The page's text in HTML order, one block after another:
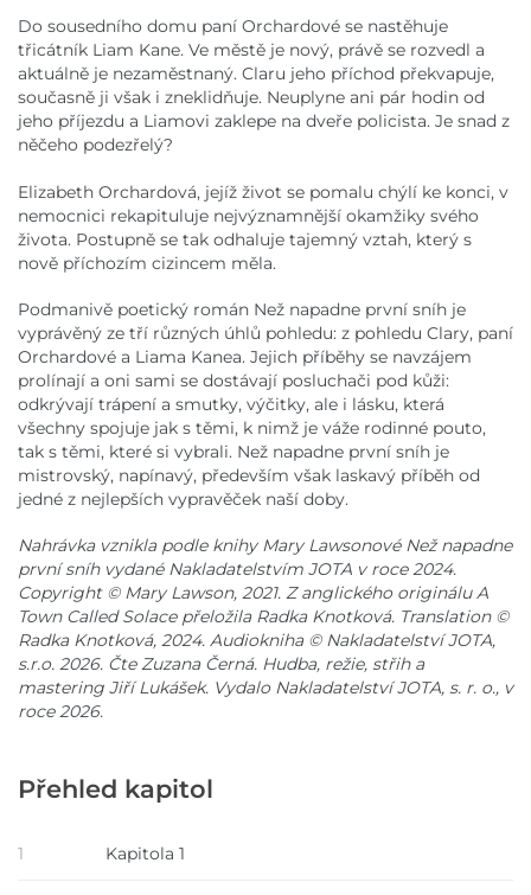
Do sousedního domu paní Orchardové se nastěhuje
třicátník Liam Kane. Ve městě je nový, právě se rozvedl a
aktuálně je nezaměstnaný. Claru jeho příchod překvapuje,
současně ji však i zneklidňuje. Neuplyne ani pár hodin od
jeho příjezdu a Liamovi zaklepe na dveře policista. Je snad z
něčeho podezřelý?
Elizabeth Orchardová, jejíž život se pomalu chýlí ke konci, v
nemocnici rekapituluje nejvýznamnější okamžiky svého
života. Postupně se tak odhaluje tajemný vztah, který s
nově příchozím cizincem měla.
Podmanivě poetický román Než napadne první sníh je
vyprávěný ze tří různých úhlů pohledu: z pohledu Clary, paní
Orchardové a Liama Kanea. Jejich příběhy se navzájem
prolínají a oni sami se dostávají posluchači pod kůži:
odkrývají trápení a smutky, výčitky, ale i lásku, která
všechny spojuje jak s těmi, k nimž je váže rodinné pouto,
tak s těmi, které si vybrali. Než napadne první sníh je
mistrovský, napínavý, především však laskavý příběh od
jedné z nejlepších vypravěček naší doby.
Nahrávka vznikla podle knihy Mary Lawsonové Než napadne
první sníh vydané Nakladatelstvím JOTA v roce 2024.
Copyright © Mary Lawson, 2021. Z anglického originálu A
Town Called Solace přeložila Radka Knotková. Translation ©
Radka Knotková, 2024. Audiokniha © Nakladatelství JOTA,
s.r.o. 2026. Čte Zuzana Černá. Hudba, režie, střih a
mastering Jiří Lukášek. Vydalo Nakladatelství JOTA, s. r. o., v
roce 2026.
Přehled kapitol
1 Kapitola 1